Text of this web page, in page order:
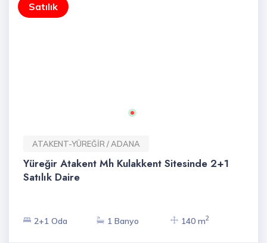
Satılık
ATAKENT-YÜREĞİR / ADANA
Yüreğir Atakent Mh Kulakkent Sitesinde 2+1
Satılık Daire
2+1 Oda 1 Banyo 140 m2